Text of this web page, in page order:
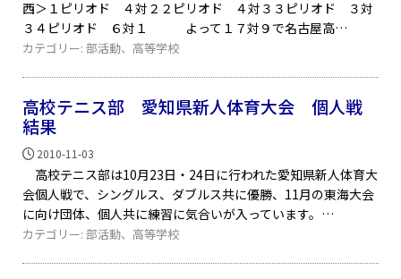
西＞１ピリオド ４対２２ピリオド ４対３３ピリオド ３対
３４ピリオド ６対１ よって１７対９で名古屋高
カテゴリー:部活動、 高等学校
高校テニス部 愛知県新人体育大会 個人戦
結果
2010-11-03
高校テニス部は10月23日・24日に行われた愛知県新人体育大
会個人戦で、シングルス、ダブルス共に優勝、11月の東海大会
に向け団体、個人共に練習に気合いが入っています。
カテゴリー:部活動、 高等学校